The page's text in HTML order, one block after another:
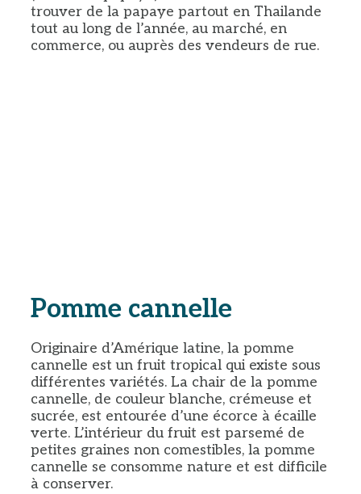
trouver de la papaye partout en Thailande
tout au long de l’année, au marché, en
commerce, ou auprès des vendeurs de rue.
Pomme cannelle
Originaire d’Amérique latine, la pomme
cannelle est un fruit tropical qui existe sous
différentes variétés. La chair de la pomme
cannelle, de couleur blanche, crémeuse et
sucrée, est entourée d’une écorce à écaille
verte. L’intérieur du fruit est parsemé de
petites graines non comestibles, la pomme
cannelle se consomme nature et est difficile
à conserver.